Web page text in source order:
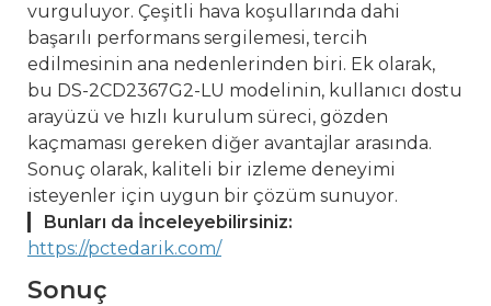
vurguluyor. Çeşitli hava koşullarında dahi
başarılı performans sergilemesi, tercih
edilmesinin ana nedenlerinden biri. Ek olarak,
bu DS-2CD2367G2-LU modelinin, kullanıcı dostu
arayüzü ve hızlı kurulum süreci, gözden
kaçmaması gereken diğer avantajlar arasında.
Sonuç olarak, kaliteli bir izleme deneyimi
isteyenler için uygun bir çözüm sunuyor.
Bunları da İnceleyebilirsiniz:
https://pctedarik.com/
Sonuç